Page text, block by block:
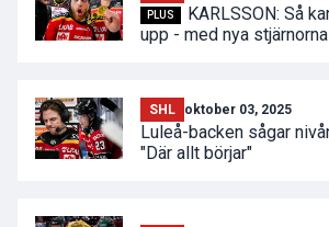
PLUS
KARLSSON: Så
upp - med nya stjärnorna
SHL oktober 03, 2025
Luleå-backen sågar
"Där allt börjar"